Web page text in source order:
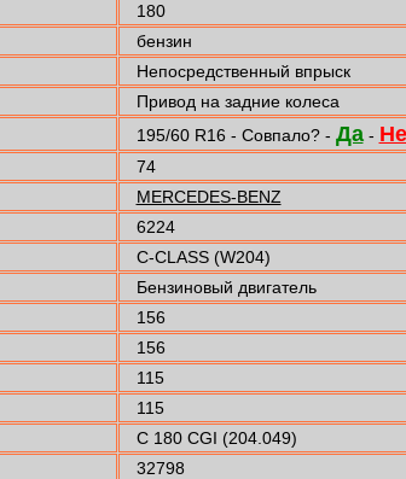
180
бензин
Непосредственный впрыск
Привод на задние колеса
195/60 R16 - Совпало? - Да-
74
MERCEDES-BENZ
6224
C-CLASS (W204)
Бензиновый двигатель
156
156
115
115
C 180 CGI (204.049)
32798